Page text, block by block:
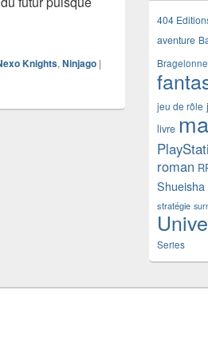
les deux premiers épisodes sont
Knights, Ninjago |
404
aventure
Bragelonne
jeu de rôle
livre
roman
Shueisha
stratégie
Series